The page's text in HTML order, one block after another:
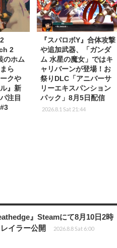
2
のホム
ら
クや
』新
注目
『スパロボY』合体攻撃
や追加武器、「ガンダ
ム 水星の魔女」ではキ
ャリバーンが登場！お
祭りDLC「アニバーサ
リーエキスパンション
パック」8月5日配信
2026.8.1 Sat 21:44
』Steamにて8月10日2時
イラー公開
2026.8.8 Sat 6:00